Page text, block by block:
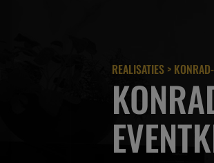
REALISATIES >